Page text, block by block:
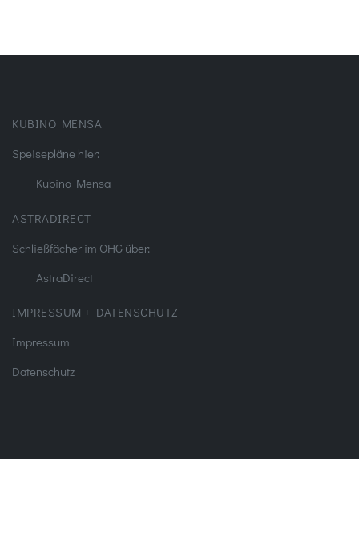
KUBINO MENSA
Speisepläne hier:
Kubino Mensa
ASTRADIRECT
Schließfächer im OHG über:
AstraDirect
IMPRESSUM + DATENSCHUTZ
Impressum
Datenschutz